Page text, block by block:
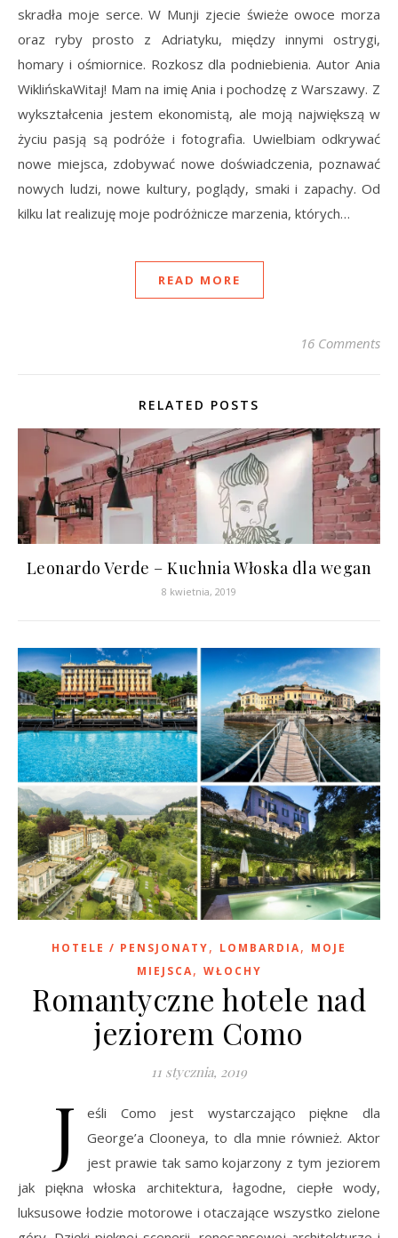
skradła moje serce. W Munji zjecie świeże owoce morza
oraz ryby prosto z Adriatyku, między innymi ostrygi,
homary i ośmiornice. Rozkosz dla podniebienia. Autor Ania
WiklińskaWitaj! Mam na imię Ania i pochodzę z Warszawy. Z
wykształcenia jestem ekonomistą, ale moją największą w
życiu pasją są podróże i fotografia. Uwielbiam odkrywać
nowe miejsca, zdobywać nowe doświadczenia, poznawać
nowych ludzi, nowe kultury, poglądy, smaki i zapachy. Od
kilku lat realizuję moje podróżnicze marzenia, których…
READ MORE
16 Comments
RELATED POSTS
Leonardo Verde – Kuchnia Włoska dla wegan
8 kwietnia, 2019
HOTELE / PENSJONATY, LOMBARDIA, MOJE
MIEJSCA, WŁOCHY
Romantyczne hotele nad
jeziorem Como
11 stycznia, 2019
J
eśli Como jest wystarczająco piękne dla
George’a Clooneya, to dla mnie również. Aktor
jest prawie tak samo kojarzony z tym jeziorem
jak piękna włoska architektura, łagodne, ciepłe wody,
luksusowe łodzie motorowe i otaczające wszystko zielone